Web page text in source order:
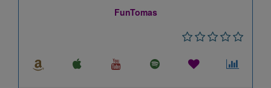
FunTomas